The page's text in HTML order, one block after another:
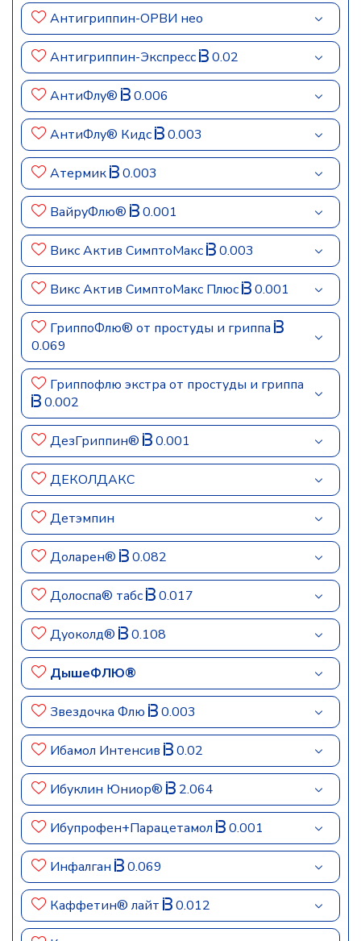
Антигриппин-ОРВИ нео
Антигриппин-Экспресс 0.02
АнтиФлу® 0.006
АнтиФлу® Кидс 0.003
Атермик 0.003
ВайруФлю® 0.001
Викс Актив СимптоМакс 0.003
Викс Актив СимптоМакс Плюс 0.001
ГриппоФлю® от простуды и гриппа
0.069
Гриппофлю экстра от простуды и гриппа
0.002
ДезГриппин® 0.001
ДЕКОЛДАКС
Детэмпин
Доларен® 0.082
Долоспа® табс 0.017
Дуоколд® 0.108
ДышеФЛЮ®
Звездочка Флю 0.003
Ибамол Интенсив 0.02
Ибуклин Юниор® 2.064
Ибупрофен+Парацетамол 0.001
Инфалган 0.069
Каффетин® лайт 0.012